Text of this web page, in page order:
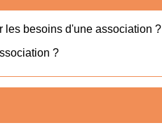
les besoins d'une association ?
?